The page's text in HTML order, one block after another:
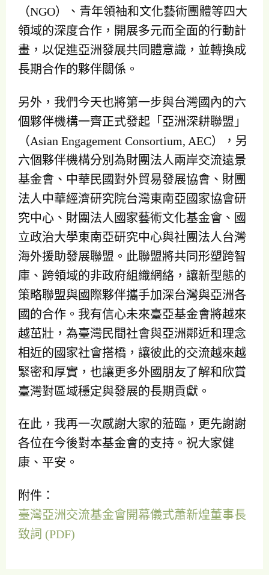
（NGO）、青年領袖和文化藝術團體等四大
領域的深度合作，開展多元而全面的行動計
畫，以促進亞洲發展共同體意識，並轉換成
長期合作的夥伴關係。
另外，我們今天也將第一步與台灣國內的六
個夥伴機構一齊正式發起「亞洲深耕聯盟」
（Asian Engagement Consortium, AEC），另
六個夥伴機構分別為財團法人兩岸交流遠景
基金會、中華民國對外貿易發展協會、財團
法人中華經濟研究院台灣東南亞國家協會研
究中心、財團法人國家藝術文化基金會、國
立政治大學東南亞研究中心與社團法人台灣
海外援助發展聯盟。此聯盟將共同形塑跨智
庫、跨領域的非政府組織網絡，讓新型態的
策略聯盟與國際夥伴攜手加深台灣與亞洲各
國的合作。我有信心未來臺亞基金會將越來
越茁壯，為臺灣民間社會與亞洲鄰近和理念
相近的國家社會搭橋，讓彼此的交流越來越
緊密和厚實，也讓更多外國朋友了解和欣賞
臺灣對區域穩定與發展的長期貢獻。
在此，我再一次感謝大家的蒞臨，更先謝謝
各位在今後對本基金會的支持。祝大家健
康、平安。
附件：
臺灣亞洲交流基金會開幕儀式蕭新煌董事長
致詞 (PDF)